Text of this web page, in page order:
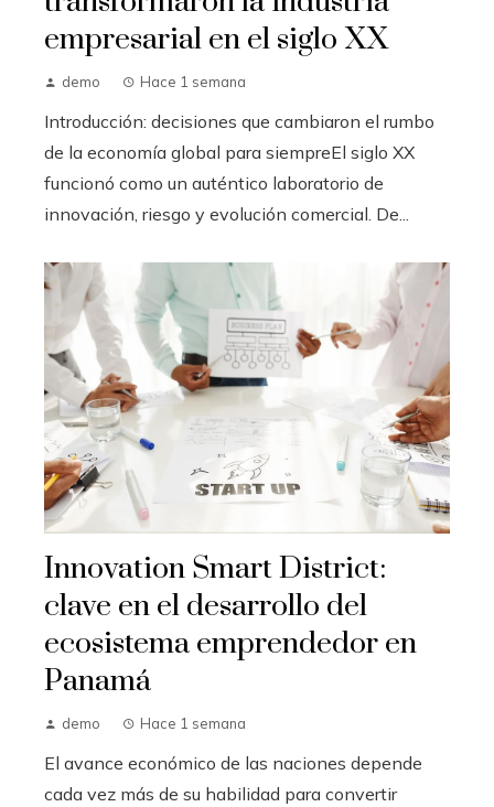
empresarial en el siglo XX
demo Hace 1 semana
Introducción: decisiones que cambiaron el rumbo
de la economía global para siempreEl siglo XX
funcionó como un auténtico laboratorio de
innovación, riesgo y evolución comercial. De...
Innovation Smart District:
clave en el desarrollo del
ecosistema emprendedor en
Panamá
demo Hace 1 semana
El avance económico de las naciones depende
cada vez más de su habilidad para convertir